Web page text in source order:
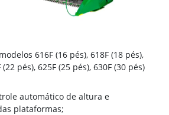
616F (16 pés), 618F (18 pés),
pés), 625F (25 pés), 630F (30 pés)
automático de altura e
plataformas;